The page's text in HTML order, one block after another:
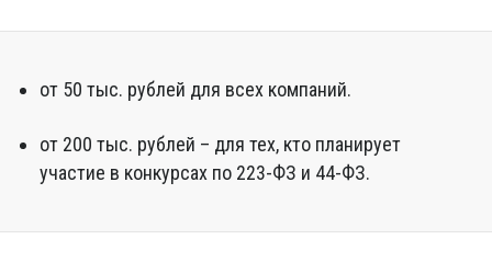
от 50 тыс. рублей для всех компаний.
от 200 тыс. рублей – для тех, кто планирует
участие в конкурсах по 223-ФЗ и 44-ФЗ.